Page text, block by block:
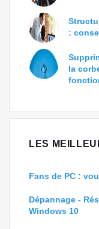
:
la
LES
Fans de PC :
Dépannage -
Windows 10